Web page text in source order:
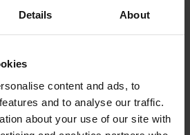
Details About
content and ads, to
and to analyse our traffic.
about your use of our site with
63,59
dit product?
je bestelling? Neem contact op via
of bel+31 (0)30 203 59 02